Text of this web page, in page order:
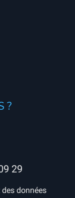
?
29
données